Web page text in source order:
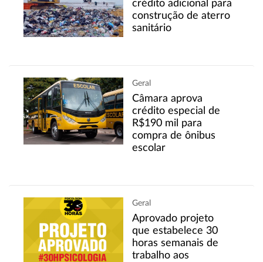
crédito adicional para
construção de aterro
sanitário
Geral
Câmara aprova
crédito especial de
R$190 mil para
compra de ônibus
escolar
Geral
Aprovado projeto
que estabelece 30
horas semanais de
trabalho aos